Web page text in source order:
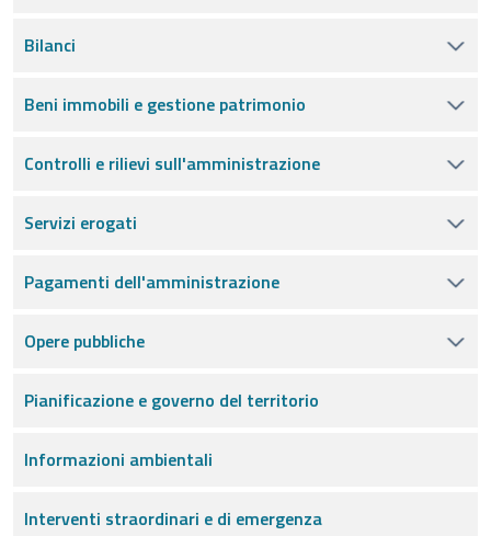
Bilanci
Beni immobili e gestione patrimonio
Controlli e rilievi sull'amministrazione
Servizi erogati
Pagamenti dell'amministrazione
Opere pubbliche
Pianificazione e governo del territorio
Informazioni ambientali
Interventi straordinari e di emergenza